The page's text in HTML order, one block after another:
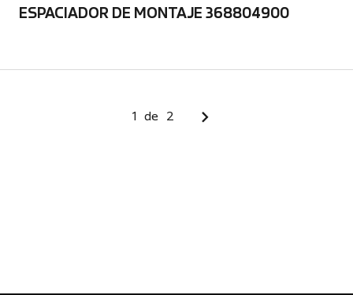
ESPACIADOR DE MONTAJE 368804900
1 de 2